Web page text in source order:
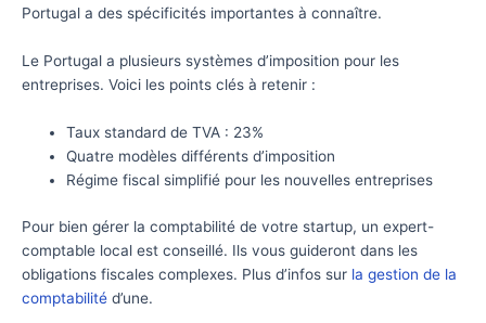
Portugal a des spécificités importantes à connaître.
Le Portugal a plusieurs systèmes d’imposition pour les
entreprises. Voici les points clés à retenir :
Taux standard de TVA : 23%
Quatre modèles différents d’imposition
Régime fiscal simplifié pour les nouvelles entreprises
Pour bien gérer la comptabilité de votre startup, un expert-
comptable local est conseillé. Ils vous guideront dans les
obligations fiscales complexes. Plus d’infos sur la gestion de la
comptabilité d’une.